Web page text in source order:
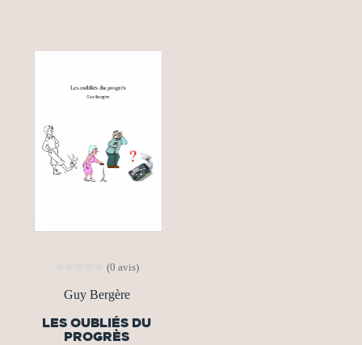
(0 avis)
Guy Bergère
LES OUBLIÉS DU
PROGRÈS